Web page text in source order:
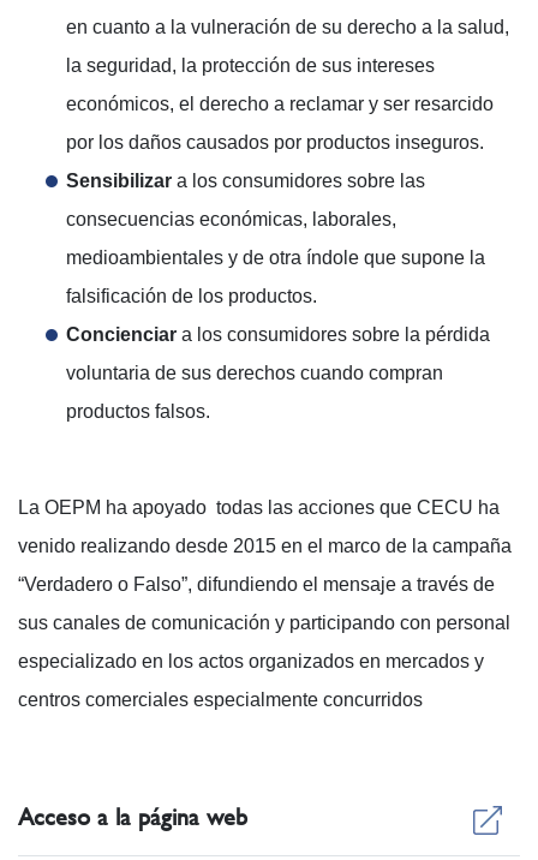
en cuanto a la vulneración de su derecho a la salud,
la seguridad, la protección de sus intereses
económicos, el derecho a reclamar y ser resarcido
por los daños causados por productos inseguros.
Sensibilizar a los consumidores sobre las
consecuencias económicas, laborales,
medioambientales y de otra índole que supone la
falsificación de los productos.
Concienciar a los consumidores sobre la pérdida
voluntaria de sus derechos cuando compran
productos falsos.
La OEPM ha apoyado todas las acciones que CECU ha
venido realizando desde 2015 en el marco de la campaña
“Verdadero o Falso”, difundiendo el mensaje a través de
sus canales de comunicación y participando con personal
especializado en los actos organizados en mercados y
centros comerciales especialmente concurridos
Acceso a la página web